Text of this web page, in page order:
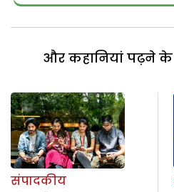
और कहानियां पढ़ने
संपादकीय